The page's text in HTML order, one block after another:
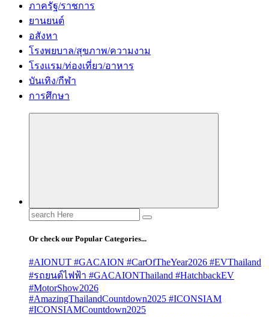
ภาครัฐ/ราชการ
ยานยนต์
อสังหา
โรงพยบาล/สุขภาพ/ความงาม
โรงแรม/ท่องเที่ยว/อาหาร
บันเทิง/กีฬา
การศึกษา
Search
for:
Or check our Popular Categories...
#AIONUT #GACAION #CarOfTheYear2026 #EVThailand
#รถยนต์ไฟฟ้า #GACAIONThailand #HatchbackEV
#MotorShow2026
#AmazingThailandCountdown2025 #ICONSIAM
#ICONSIAMCountdown2025